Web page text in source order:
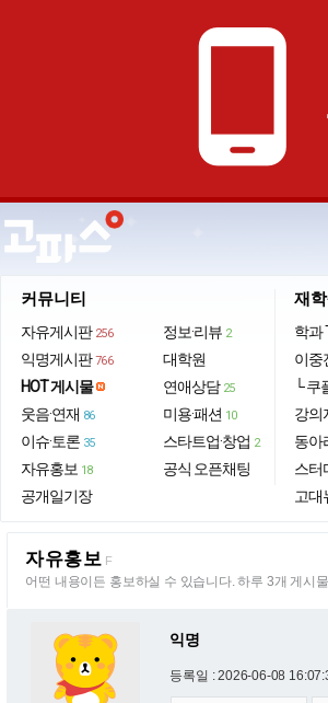
phone_android
커뮤니티
자유게시판 256
익명게시판 766
HOT 게시물
웃음·연재 86
이슈·토론 35
자유홍보 18
공개일기장
정보·리뷰 2
대학원
연애상담 25
미용·패션 10
스타트업·창업 2
공식 오픈채팅
재
학과
이중
└ 쿠
강의
동아
스터
고대
자유홍보 F
어떤 내용이든 홍보하실 수 있습니다. 하루 3개 게시
익명
등록일 : 2026-06-08